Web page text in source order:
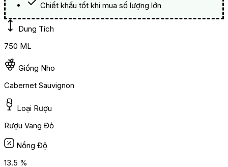
Chiết khấu tốt khi mua số lượng lớn
Dung Tích
750 ML
Giống Nho
Cabernet Sauvignon
Loại Rượu
Rượu Vang Đỏ
Nồng Độ
13.5 %